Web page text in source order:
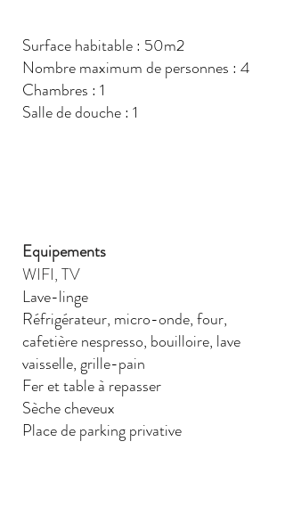
Surface habitable : 50m2
Nombre maximum de personnes : 4
Chambres : 1
Salle de douche : 1
Equipements
WIFI, TV
Lave-linge
Réfrigérateur, micro-onde, four,
cafetière nespresso, bouilloire, lave
vaisselle, grille-pain
Fer et table à repasser
Sèche cheveux
Place de parking privative